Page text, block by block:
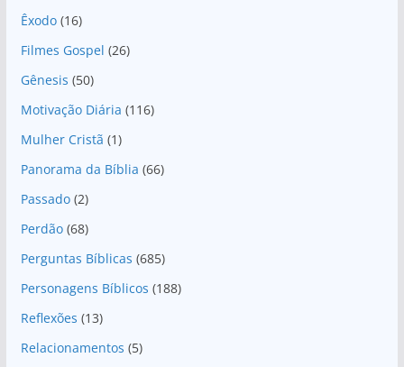
Êxodo(16)
Filmes Gospel (26)
Gênesis (50)
Motivação Diária (116)
Mulher Cristã (1)
Panorama da Bíblia (66)
Passado(2)
Perdão(68)
Perguntas Bíblicas (685)
Personagens Bíblicos (188)
Reflexões (13)
Relacionamentos (5)